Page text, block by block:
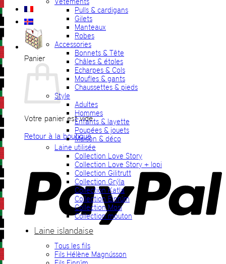
Panier
Votre panier est vide.
Retour à la boutique
Pulls & cardigans
Gilets
Manteaux
Robes
Accessories
Bonnets & Tête
Châles & étoles
Echarpes & Cols
Moufles & gants
Chaussettes & pieds
Style
Adultes
Hommes
Enfants & layette
Poupées & jouets
Maison & déco
Laine utilisée
Collection Love Story
Collection Love Story + lopi
Collection Gilitrutt
Collection Grýla
Collection Katla
Collection Einrúm
Collection Mosi
Collection mouton
Laine islandaise
Tous les fils
Fils Hélène Magnússon